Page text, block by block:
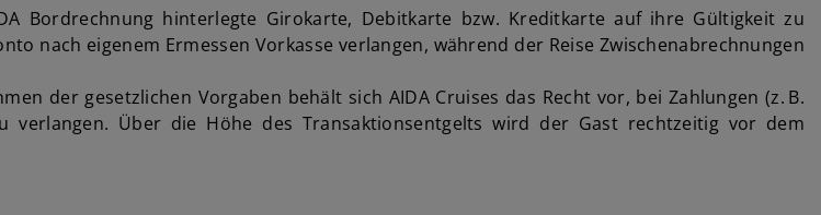
Bordrechnung hinterlegte Girokarte, Debitkarte bzw. Kreditkarte auf ihre Gültigkeit zu
nach eigenem Ermessen Vorkasse verlangen, während der Reise Zwischenabrechnungen
der gesetzlichen Vorgaben behält sich AIDA Cruises das Recht vor, bei Zahlungen (z. B.
verlangen. Über die Höhe des Transaktionsentgelts wird der Gast rechtzeitig vor dem